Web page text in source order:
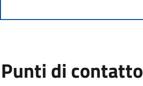
Punti di contatto